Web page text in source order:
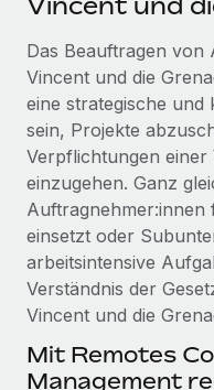
Hilfe von
Background-
Einfacheres
Compliance
Lückenlose
Geräteverwaltung
Globale
Geräten
Gründung von
Schnelle,
Remote Build
FALLSTUDIEN
So hat der KI-
Remote um 120 %
Weaviate auf einen
Open-Source-
Mehr erfahren
Strategische
Reverse Tech und
Insights Center
Hol dir Unterstützung
Alle Ressourcen
BLOG
Globale Payroll
EOR und PEO
Steuern
Das Beauftragen von
Vincent und die
eine strategische und
sein, Projekte
Verpflichtungen einer
einzugehen. Ganz
Auftragnehmer:innen
einsetzt oder
arbeitsintensive
Verständnis der
Vincent und die
Mit Remotes
Management